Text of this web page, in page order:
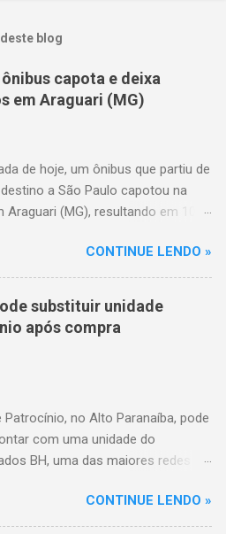
blog
capota e deixa
em Araguari (MG)
de hoje, um ônibus que partiu de
a São Paulo capotou na
Araguari (MG), resultando em 10
próximo ao trevo de Queixinho,
perdeu o controle do
o canteiro central e
uma alça de acesso. Entre as
há duas crianças de
CONTINUE LENDO »
substituir unidade
após compra
Patrocínio, no Alto Paranaíba, pode
com uma unidade do
BH, uma das maiores redes do
da rede Bretas por R$ 716
anunciado na última sexta-
CONTINUE LENDO »